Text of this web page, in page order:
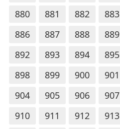
880
881 882 883
886
887 888 889
892
893 894 895
898
899 900 901
904
905 906 907
910
911 912 913